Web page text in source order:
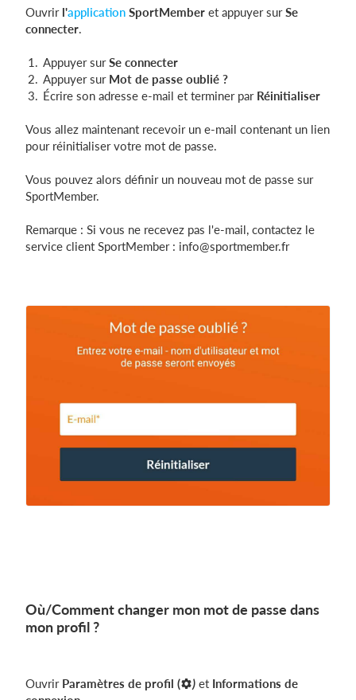
Ouvrir l'application SportMember et appuyer surSe
connecter.
Appuyer surSe connecter
Appuyer sur Mot de passe oublié ?
Écrire son adresse e-mail et terminer par Réinitialiser
Vous allez maintenant recevoir un e-mail contenant un lien
pour réinitialiser votre mot de passe.
Vous pouvez alors définir un nouveau mot de passe sur
SportMember.
Remarque : Si vous ne recevez pas l'e-mail, contactez le
service client SportMember : info@sportmember.fr
Où/Comment changer mon mot de passe dans
mon profil ?
Ouvrir Paramètres de profil ( ) et Informations de